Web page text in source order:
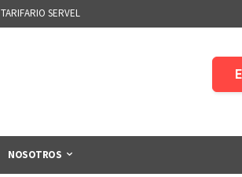
TARIFARIO SERVEL
NOSOTROS